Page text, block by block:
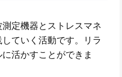
定機器とストレスマネ
ていく活動です。リラ
活かすことができま